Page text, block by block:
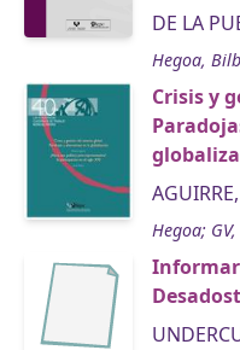
DE LA
Hegoa,
Crisis y
Hegoa;